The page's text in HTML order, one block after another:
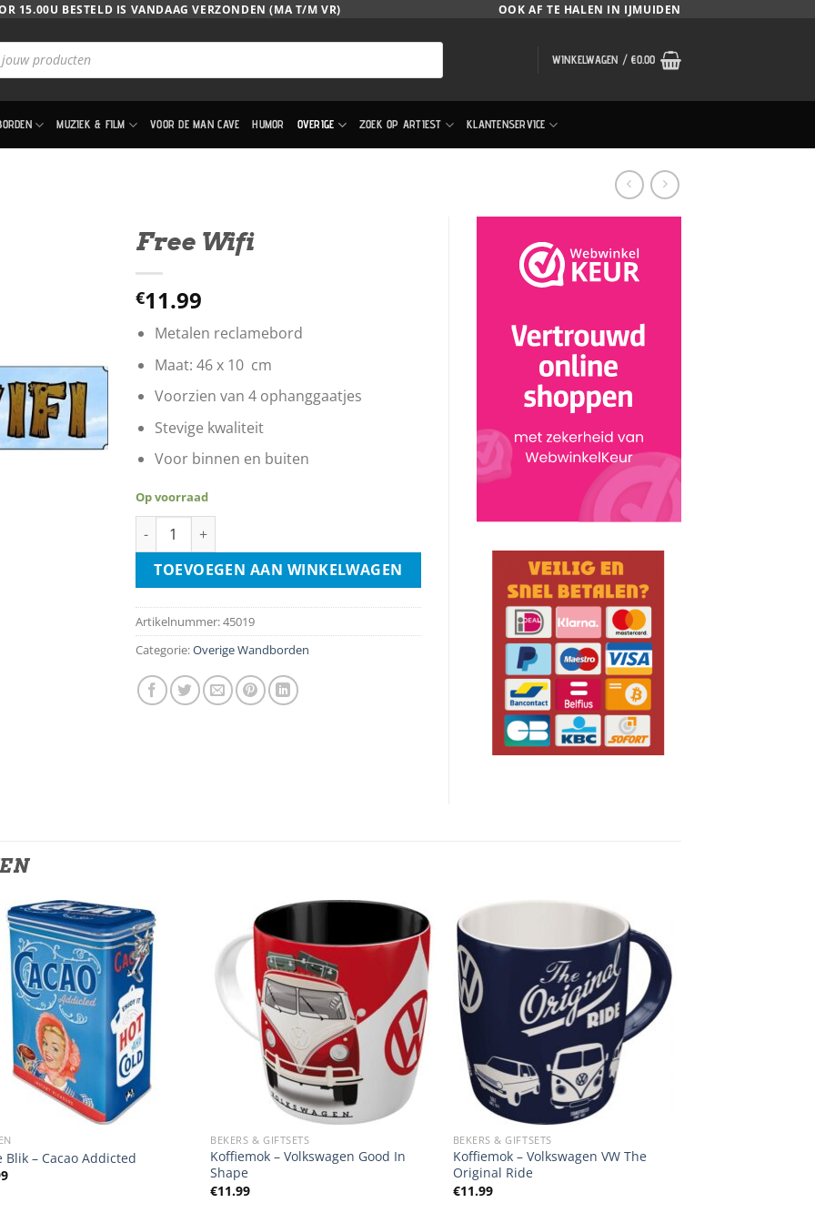
15.00U BESTELD IS VANDAAG VERZONDEN (MA T/M VR) OOK AF TE HALEN IN IJMUIDEN
WINKELWAGEN /€0.00
MUZIEK & FILM VOOR DE MAN CAVE HUMOR OVERIGE ZOEK OP ARTIEST KLANTENSERVICE
Free Wifi
€11.99
Metalen reclamebord
Maat: 46 x 10 cm
Voorzien van 4 ophanggaatjes
Stevige kwaliteit
Voor binnen en buiten
Op voorraad
Free Wifi aantal
TOEVOEGEN AAN WINKELWAGEN
Artikelnummer:45019
Categorie:Overige Wandborden
Blik – Cacao Addicted
BEKERS & GIFTSETS
Koffiemok – Volkswagen Good In
Shape
€11.99
BEKERS & GIFTSETS
Koffiemok – Volkswagen VW The
Original Ride
€11.99